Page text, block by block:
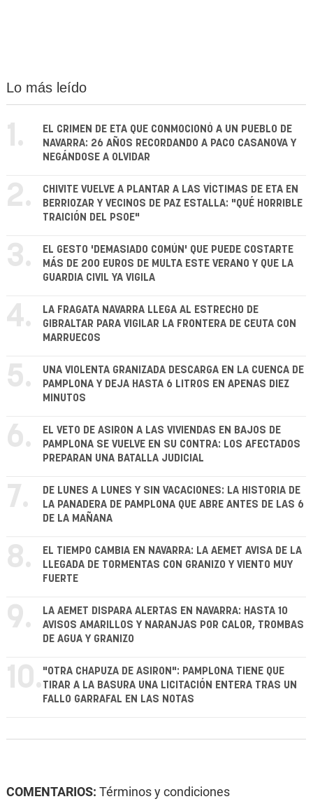
Lo más leído
1.
EL CRIMEN DE ETA QUE CONMOCIONÓ A UN PUEBLO DE
NAVARRA: 26 AÑOS RECORDANDO A PACO CASANOVA Y
NEGÁNDOSE A OLVIDAR
2.
CHIVITE VUELVE A PLANTAR A LAS VÍCTIMAS DE ETA EN
BERRIOZAR Y VECINOS DE PAZ ESTALLA: "QUÉ HORRIBLE
TRAICIÓN DEL PSOE"
3.
EL GESTO 'DEMASIADO COMÚN' QUE PUEDE COSTARTE
MÁS DE 200 EUROS DE MULTA ESTE VERANO Y QUE LA
GUARDIA CIVIL YA VIGILA
4.
LA FRAGATA NAVARRA LLEGA AL ESTRECHO DE
GIBRALTAR PARA VIGILAR LA FRONTERA DE CEUTA CON
MARRUECOS
5.
UNA VIOLENTA GRANIZADA DESCARGA EN LA CUENCA DE
PAMPLONA Y DEJA HASTA 6 LITROS EN APENAS DIEZ
MINUTOS
6.
EL VETO DE ASIRON A LAS VIVIENDAS EN BAJOS DE
PAMPLONA SE VUELVE EN SU CONTRA: LOS AFECTADOS
PREPARAN UNA BATALLA JUDICIAL
7.
DE LUNES A LUNES Y SIN VACACIONES: LA HISTORIA DE
LA PANADERA DE PAMPLONA QUE ABRE ANTES DE LAS 6
DE LA MAÑANA
8.
EL TIEMPO CAMBIA EN NAVARRA: LA AEMET AVISA DE LA
LLEGADA DE TORMENTAS CON GRANIZO Y VIENTO MUY
FUERTE
9.
LA AEMET DISPARA ALERTAS EN NAVARRA: HASTA 10
AVISOS AMARILLOS Y NARANJAS POR CALOR, TROMBAS
DE AGUA Y GRANIZO
10. "OTRA CHAPUZA DE ASIRON": PAMPLONA TIENE QUE
TIRAR A LA BASURA UNA LICITACIÓN ENTERA TRAS UN
FALLO GARRAFAL EN LAS NOTAS
COMENTARIOS: Términos y condiciones